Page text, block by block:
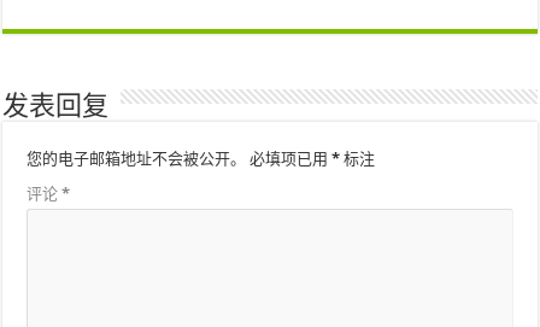
发表回复
您的电子邮箱地址不会被公开。 必填项已用* 标注
评论*